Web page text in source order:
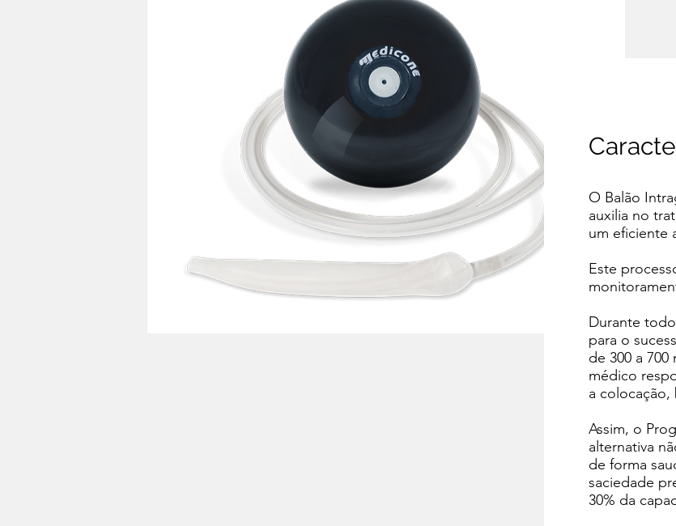
O Balão
auxilia no
um eficiente
Este
Durante
para o
de 300 a
médico
a
​Assim, o
alternativa
de forma
saciedade
30% da